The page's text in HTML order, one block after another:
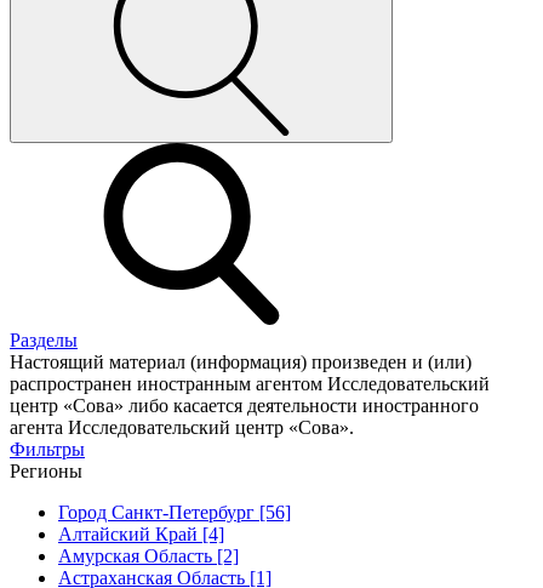
Разделы
Настоящий материал (информация) произведен и (или)
распространен иностранным агентом Исследовательский
центр «Сова» либо касается деятельности иностранного
агента Исследовательский центр «Сова».
Фильтры
Регионы
Город Санкт-Петербург [56]
Алтайский Край [4]
Амурская Область [2]
Астраханская Область [1]